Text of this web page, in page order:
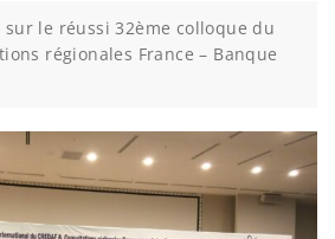
sur le réussi 32ème colloque du
régionales France – Banque